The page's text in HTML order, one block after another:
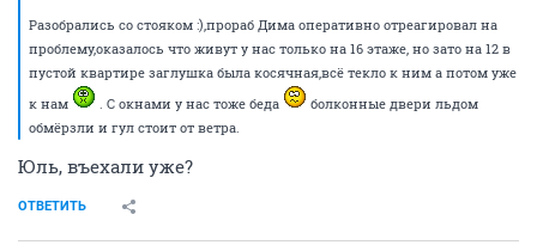
Разобрались со стояком :),прораб Дима оперативно отреагировал на
проблему,оказалось что живут у нас только на 16 этаже, но зато на 12 в
пустой квартире заглушка была косячная,всё текло к ним а потом уже
к нам
. С окнами у нас тоже беда
болконные двери льдом
обмёрзли и гул стоит от ветра.
Юль, въехали уже?
ОТВЕТИТЬ